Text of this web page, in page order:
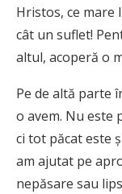
Hristos, ce mare
cât un suflet!
altul, acoperă o
Pe de altă parte
o avem. Nu este
ci tot păcat este
am ajutat pe
nepăsare sau